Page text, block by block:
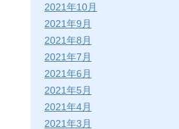
2021年10月
2021年9月
2021年8月
2021年7月
2021年6月
2021年5月
2021年4月
2021年3月